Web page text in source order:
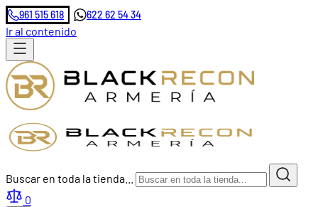
961 515 618 622 62 54 34
Ir al contenido
Buscar en toda la tienda...
0